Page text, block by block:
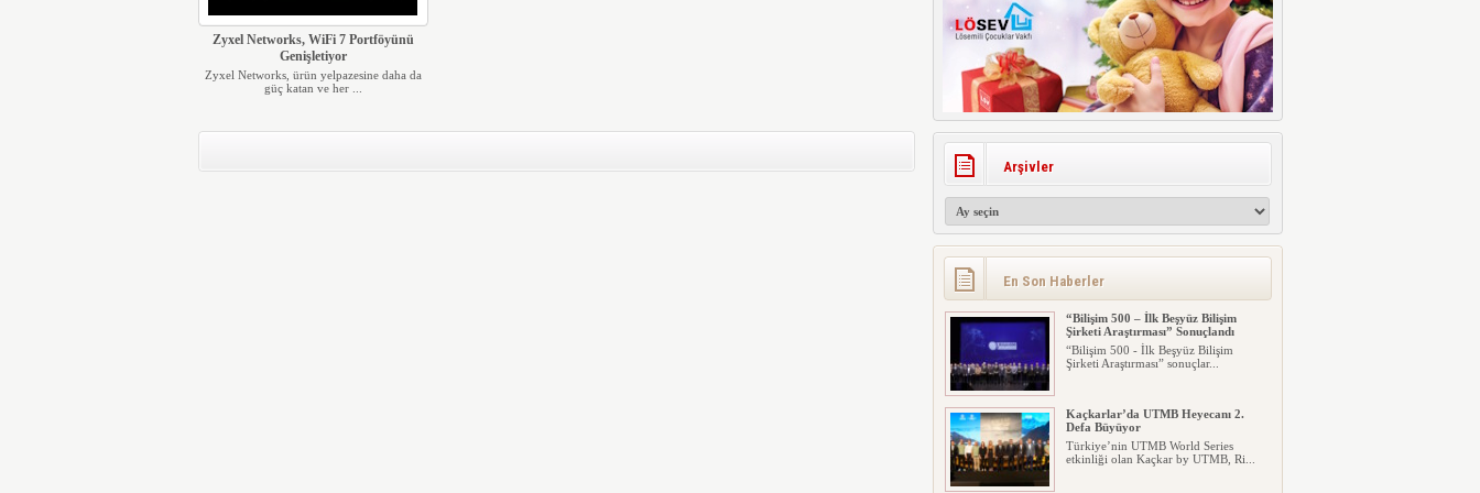
Zyxel Networks, WiFi 7 Portföyünü
Genişletiyor
Zyxel Networks, ürün yelpazesine daha da
güç katan ve her ...
Arşivler
En Son Haberler
“Bilişim 500 – İlk Beşyüz Bilişim
Şirketi Araştırması” Sonuçlandı
“Bilişim 500 - İlk Beşyüz Bilişim
Şirketi Araştırması” sonuçlar...
Kaçkarlar’da UTMB Heyecanı 2.
Defa Büyüyor
Türkiye’nin UTMB World Series
etkinliği olan Kaçkar by UTMB, Ri...